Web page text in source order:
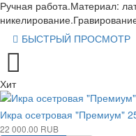
Ручная работа.Материал:
БЫСТРЫЙ ПРОСМОТР
Хит
Икра осетровая "Премиум"
22 000.00 RUB